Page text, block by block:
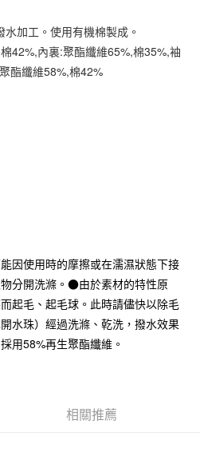
21家銀行
第一商業銀行
上)免運費
上)免運費
上)免運費
加工。使用有機棉製成。
42%,內裏:聚酯纖維65%,棉35%,袖
酯纖維58%,棉42%
因使用時的摩擦或在濡濕狀態下接
分開洗滌。●由於素材的特性原
起毛、起毛球。此時請儘快以除毛
水珠）經過洗滌、乾洗，撥水效果
用58%再生聚酯纖維。
相關推薦